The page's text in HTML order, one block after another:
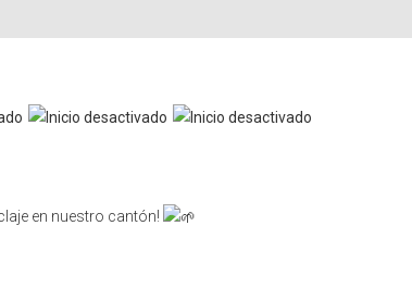
en nuestro cantón!